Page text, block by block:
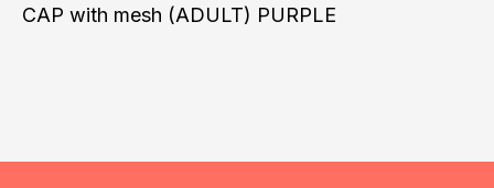
CAP with mesh (ADULT) PURPLE